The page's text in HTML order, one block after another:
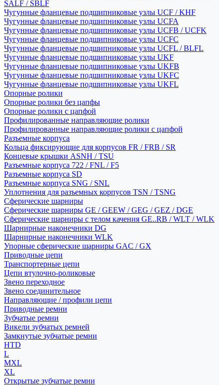
SALF / SBLF
Чугунные фланцевые подшипниковые узлы UCF / KHF
Чугунные фланцевые подшипниковые узлы UCFA
Чугунные фланцевые подшипниковые узлы UCFB / UCFK
Чугунные фланцевые подшипниковые узлы UCFC
Чугунные фланцевые подшипниковые узлы UCFL / BLFL
Чугунные фланцевые подшипниковые узлы UKF
Чугунные фланцевые подшипниковые узлы UKFB
Чугунные фланцевые подшипниковые узлы UKFC
Чугунные фланцевые подшипниковые узлы UKFL
Опорные ролики
Опорные ролики без цапфы
Опорные ролики с цапфой
Профилированные направляющие ролики
Профилированные направляющие ролики с цапфой
Разъемные корпуса
Кольца фиксирующие для корпусов FR / FRB / SR
Концевые крышки ASNH / TSU
Разъемные корпуса 722 / FNL / F5
Разъемные корпуса SD
Разъемные корпуса SNG / SNL
Уплотнения для разъемных корпусов TSN / TSNG
Сферические шарниры
Сферические шарниры GE / GEEW / GEG / GEZ / DGE
Сферические шарниры с телом качения GE..RB / WLT / WLK
Шарнирные наконечники DG
Шарнирные наконечники WLK
Упорные сферические шарниры GAC / GX
Приводные цепи
Транспортерные цепи
Цепи втулочно-роликовые
Звено переходное
Звено соединительное
Направляющие / профили цепи
Приводные ремни
Зубчатые ремни
Викели зубчатых ремней
Замкнутые зубчатые ремни
HTD
L
MXL
XL
Открытые зубчатые ремни